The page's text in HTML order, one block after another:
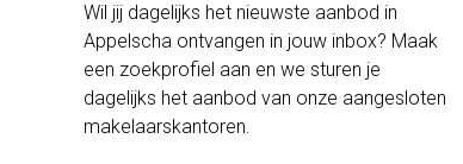
Wil jij dagelijks het nieuwste aanbod in
Appelscha ontvangen in jouw inbox? Maak
een zoekprofiel aan en we sturen je
dagelijks het aanbod van onze aangesloten
makelaarskantoren.